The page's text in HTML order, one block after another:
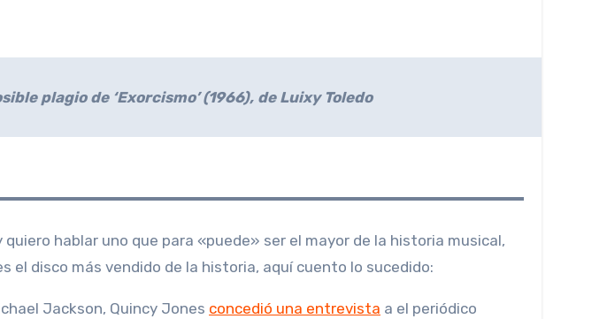
plagio de ‘Exorcismo’ (1966), de Luixy Toledo
el disco más vendido de la historia, aquí cuento lo sucedido:
Jackson, Quincy Jones concedió una entrevista a el periódico